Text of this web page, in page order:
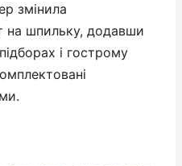
змінила
на шпильку, додавши
і гострому